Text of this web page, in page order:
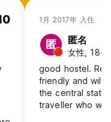
1月 2017年 入住
匿 匿名
女性, 18-
good hostel.
friendly and
the central
traveller who